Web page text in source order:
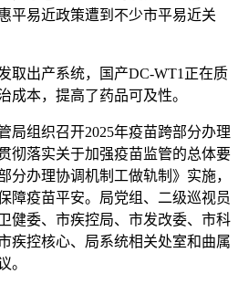
平易近政策遭到不少市平易近关
出产系统，国产DC-WT1正在质
成本，提高了药品可及性。
组织召开2025年疫苗跨部分办理
彻落实关于加强疫苗监管的总体要
分办理协调机制工做轨制》实施，
障疫苗平安。局党组、二级巡视员
健委、市疾控局、市发改委、市科
疾控核心、局系统相关处室和曲属
。